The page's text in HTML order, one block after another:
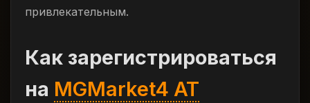
привлекательным.
Как зарегистрироваться
на MGMarket4 AT